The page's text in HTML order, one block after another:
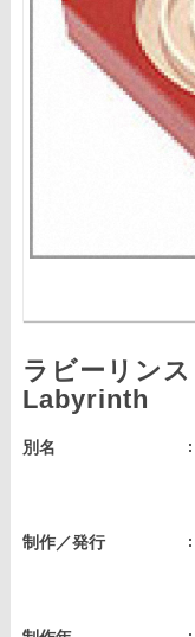
ラビーリン
Labyrinth
別名
制作／発行